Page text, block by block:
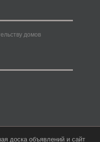
домов
доска объявлений и сайт